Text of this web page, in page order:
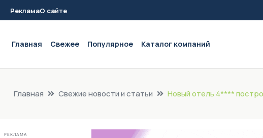
РекламаО сайте
Главная Свежее Популярное Каталог компаний
Главная Свежие новости и статьи Новый отель 4****
РЕКЛАМА